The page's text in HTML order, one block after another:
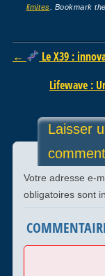
limites. Bookmark
Post
←
Le X39 :
Lifewave :
Laisser
Votre adresse e-
obligatoires sont